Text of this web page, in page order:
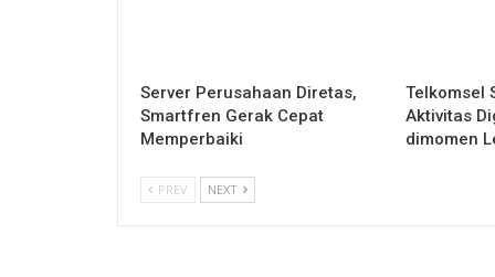
Server Perusahaan Diretas,
Smartfren Gerak Cepat
Memperbaiki
Telkomsel
Aktivitas
dimomen
PREV NEXT